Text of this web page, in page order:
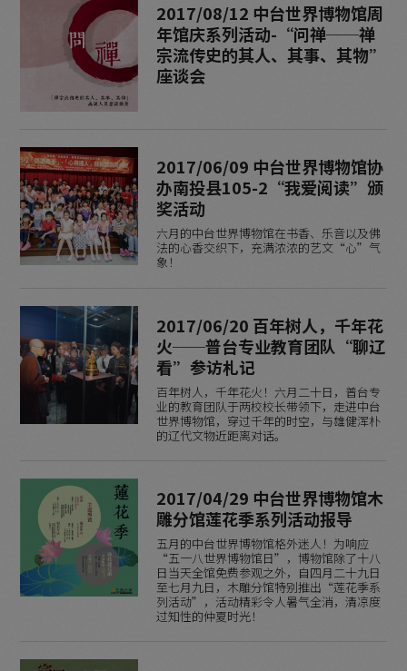
2017/08/12 中台世界博物馆周
年馆庆系列活动-“问禅──禅
宗流传史的其人、其事、其物”
座谈会
2017/06/09 中台世界博物馆协
办南投县105-2“我爱阅读”颁
奖活动
六月的中台世界博物馆在书香、乐音以及佛
法的心香交织下，充满浓浓的艺文“心”气
象！
2017/06/20 百年树人，千年花
火──普台专业教育团队“聊辽
看”参访札记
百年树人，千年花火！六月二十日，普台专
业的教育团队于两校校长带领下，走进中台
世界博物馆，穿过千年的时空，与雄健浑朴
的辽代文物近距离对话。
2017/04/29 中台世界博物馆木
雕分馆莲花季系列活动报导
五月的中台世界博物馆格外迷人！为响应
“五一八世界博物馆日”，博物馆除了十八
日当天全馆免费参观之外，自四月二十九日
至七月九日，木雕分馆特别推出“莲花季系
列活动”，活动精彩令人暑气全消，清凉度
过知性的仲夏时光！